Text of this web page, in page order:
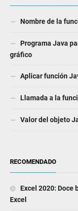
Nombre de la
Programa Java
gráfico
Aplicar función
Llamada a la
Valor del objeto
RECOMENDADO
Excel 2020: Doce
Excel